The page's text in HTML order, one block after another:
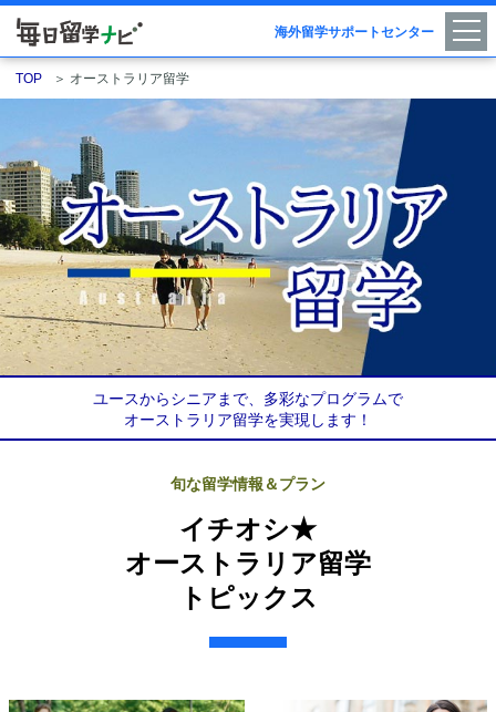
海外留学サポートセンター
TOP ＞ オーストラリア留学
ユースからシニアまで、多彩なプログラムで
オーストラリア留学を実現します！
旬な留学情報＆プラン
イチオシ★
オーストラリア留学
トピックス